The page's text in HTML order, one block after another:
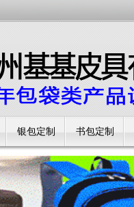
银包定制 书包定制